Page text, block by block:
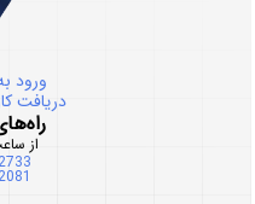
ورود
دریافت
از ساعت 8